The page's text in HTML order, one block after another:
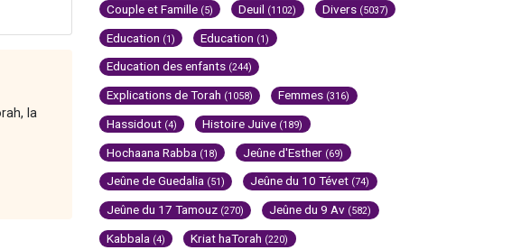
la
Couple et Famille (5) Deuil (1102) Divers (5037)
Education (1) Education (1)
Education des enfants (244)
Explications de Torah (1058) Femmes (316)
Hassidout (4) Histoire Juive (189)
Hochaana Rabba (18) Jeûne d'Esther (69)
Jeûne de Guedalia (51) Jeûne du 10 Tévet (74)
Jeûne du 17 Tamouz (270) Jeûne du 9 Av (582)
Kabbala (4) Kriat haTorah (220)